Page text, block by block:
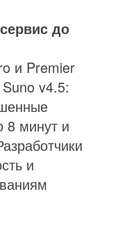
до
и Premier
v4.5:
8 минут и
и